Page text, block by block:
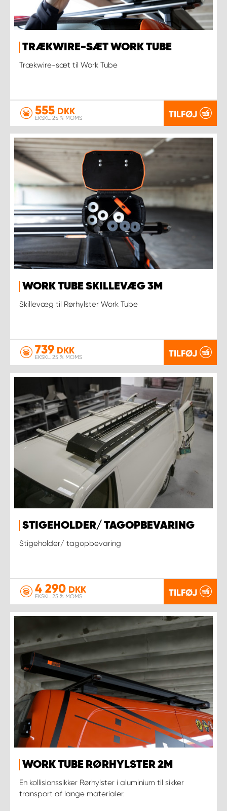
TRÆKWIRE-SÆT WORK TUBE
Trækwire-sæt til Work Tube
555 DKK
EKSKL. 25 % MOMS TILFØJ
WORK TUBE SKILLEVÆG 3M
Skillevæg til Rørhylster Work Tube
739 DKK
EKSKL. 25 % MOMS TILFØJ
STIGEHOLDER/ TAGOPBEVARING
Stigeholder/ tagopbevaring
4 290 DKK
EKSKL. 25 % MOMS TILFØJ
WORK TUBE RØRHYLSTER 2M
En kollisionssikker Rørhylster i aluminium til sikker
transport af lange materialer.